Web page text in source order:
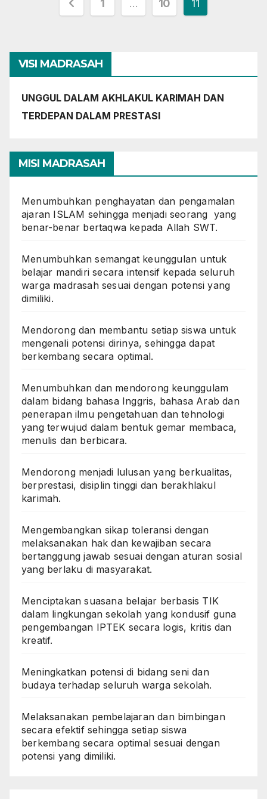
1 … 10 11
VISI MADRASAH
UNGGUL DALAM AKHLAKUL KARIMAH DAN
TERDEPAN DALAM PRESTASI
MISI MADRASAH
Menumbuhkan penghayatan dan pengamalan
ajaran ISLAM sehingga menjadi seorang yang
benar-benar bertaqwa kepada Allah SWT.
Menumbuhkan semangat keunggulan untuk
belajar mandiri secara intensif kepada seluruh
warga madrasah sesuai dengan potensi yang
dimiliki.
Mendorong dan membantu setiap siswa untuk
mengenali potensi dirinya, sehingga dapat
berkembang secara optimal.
Menumbuhkan dan mendorong keunggulam
dalam bidang bahasa Inggris, bahasa Arab dan
penerapan ilmu pengetahuan dan tehnologi
yang terwujud dalam bentuk gemar membaca,
menulis dan berbicara.
Mendorong menjadi lulusan yang berkualitas,
berprestasi, disiplin tinggi dan berakhlakul
karimah.
Mengembangkan sikap toleransi dengan
melaksanakan hak dan kewajiban secara
bertanggung jawab sesuai dengan aturan sosial
yang berlaku di masyarakat.
Menciptakan suasana belajar berbasis TIK
dalam lingkungan sekolah yang kondusif guna
pengembangan IPTEK secara logis, kritis dan
kreatif.
Meningkatkan potensi di bidang seni dan
budaya terhadap seluruh warga sekolah.
Melaksanakan pembelajaran dan bimbingan
secara efektif sehingga setiap siswa
berkembang secara optimal sesuai dengan
potensi yang dimiliki.